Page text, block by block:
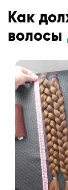
Как
волосы